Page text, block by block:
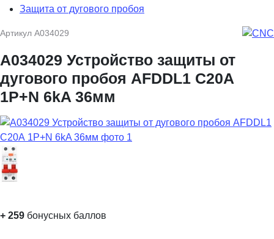
Защита от дугового пробоя
Артикул A034029
A034029 Устройство защиты от
дугового пробоя AFDDL1 C20А
1P+N 6kA 36мм
+ 259 бонусных баллов